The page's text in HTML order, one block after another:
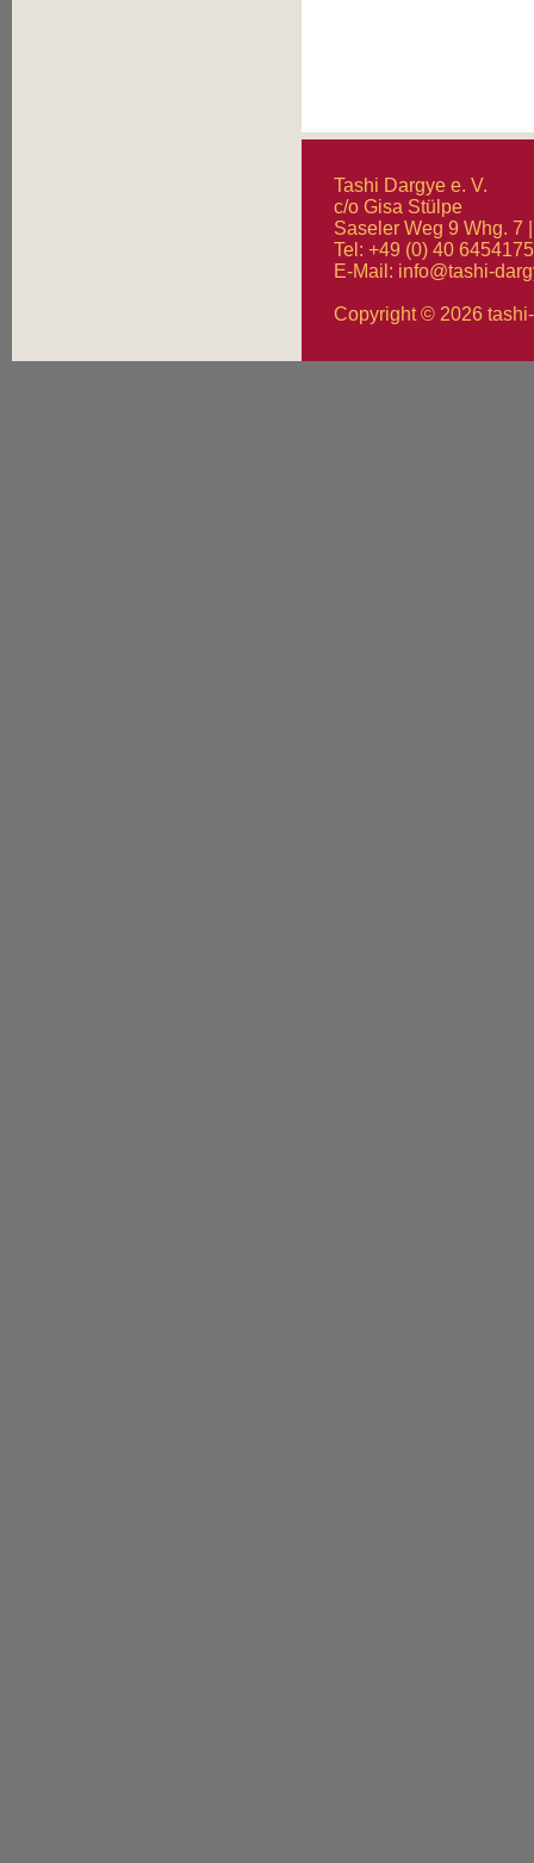
Tashi Dargye e. V.
c/o Gisa Stülpe
Saseler Weg 9 Whg. 7
Tel: +49 (0) 40 6454175
E-Mail: info@tashi-
Copyright © 2026